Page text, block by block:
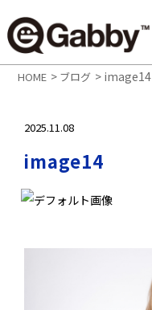
HOME > ブログ > image14
2025.11.08
image14